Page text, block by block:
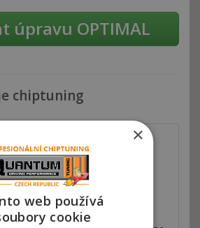
úpravu OPTIMAL
chiptuning
chiptuning
×
web používá
cookie